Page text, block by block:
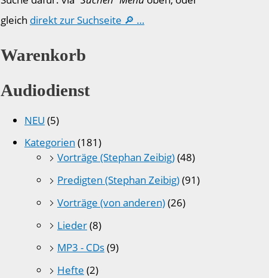
gleich direkt zur Suchseite 🔎 …
Warenkorb
Audiodienst
NEU (5)
Kategorien (181)
Vorträge (Stephan Zeibig)(48)
Predigten (Stephan Zeibig)(91)
Vorträge (von anderen)(26)
Lieder(8)
MP3 - CDs(9)
Hefte (2)